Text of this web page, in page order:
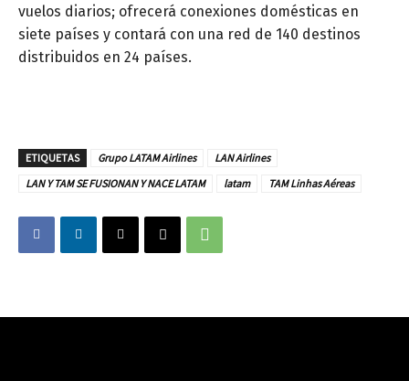
vuelos diarios; ofrecerá conexiones domésticas en
siete países y contará con una red de 140 destinos
distribuidos en 24 países.
ETIQUETAS Grupo LATAM Airlines
LAN Airlines
LAN Y TAM SE FUSIONAN Y NACE LATAM
latam TAM Linhas Aéreas